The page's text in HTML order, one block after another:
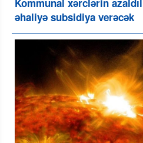
Kommunal xərclərin
əhaliyə subsidiya verəcək